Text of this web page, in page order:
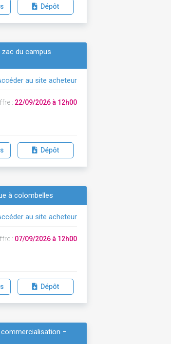
Dépôt
du campus
au site acheteur
: 22/09/2026 à 12h00
Dépôt
à colombelles
au site acheteur
: 07/09/2026 à 12h00
Dépôt
–